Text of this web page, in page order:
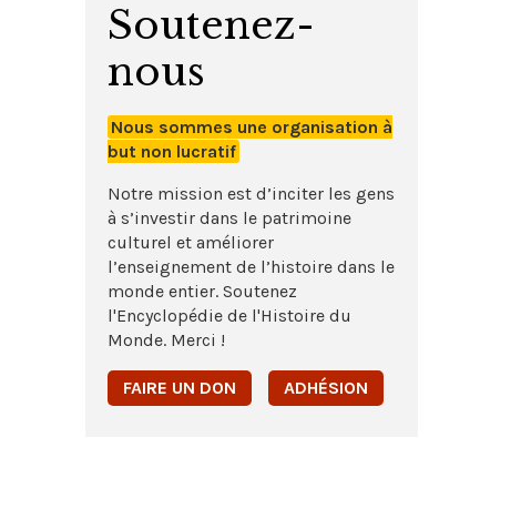
Soutenez-
nous
Nous sommes une organisation à
but non lucratif
Notre mission est d’inciter les gens
à s’investir dans le patrimoine
culturel et améliorer
l’enseignement de l’histoire dans le
monde entier. Soutenez
l'Encyclopédie de l'Histoire du
Monde. Merci !
FAIRE UN DON ADHÉSION